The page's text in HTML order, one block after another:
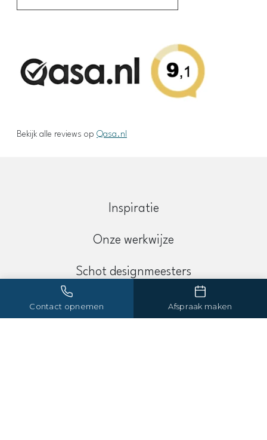
Bekijk alle reviews op Qasa.nl
Inspiratie
Onze werkwijze
Schot designmeesters
Contact opnemen Afspraak maken